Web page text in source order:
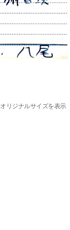
オリジナルサイズを表示